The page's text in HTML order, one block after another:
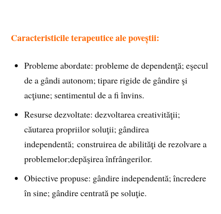
Caracteristicile terapeutice ale poveștii:
Probleme abordate: probleme de dependenţă; eşecul
de a gândi autonom; tipare rigide de gândire şi
acţiune; sentimentul de a fi învins.
Resurse dezvoltate: dezvoltarea creativităţii;
căutarea propriilor soluţii; gândirea
independentă; construirea de abilităţi de rezolvare a
problemelor;depăşirea înfrângerilor.
Obiective propuse: gândire independentă; încredere
în sine; gândire centrată pe soluţie.